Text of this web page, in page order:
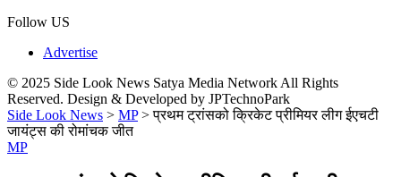
Follow US
Advertise
© 2025 Side Look News Satya Media Network All Rights
Reserved. Design & Developed by JPTechnoPark
Side Look News > MP>प्रथम ट्रांसको क्रिकेट प्रीमियर लीग ईएचटी
जायंट्स की रोमांचक जीत
MP